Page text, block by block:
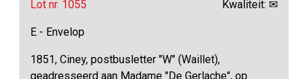
Lot nr. 1055 Kwaliteit: ✉
E - Envelop
1851, Ciney, postbusletter "W" (Waillet),
geadresseerd aan Madame "De Gerlache", op